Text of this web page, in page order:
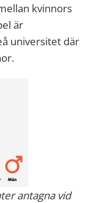
kvinnors
är
universitet där
antagna vid